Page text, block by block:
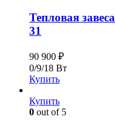
Тепловая
31
90 900 ₽
0/9/18 Вт
Купить
Купить
0 out of 5